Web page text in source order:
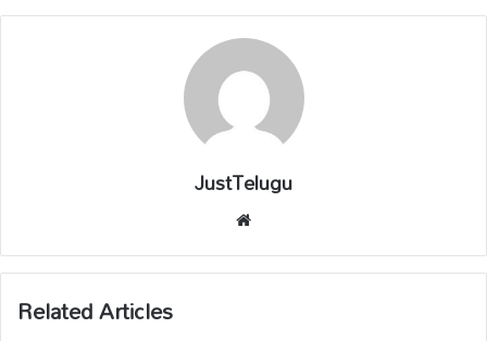
JustTelugu
bsi
te
Related Articles